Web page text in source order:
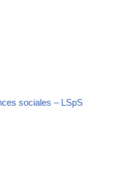
sociales – LSpS